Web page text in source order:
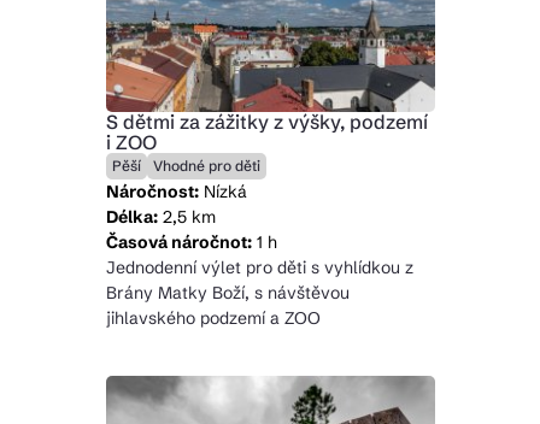
S dětmi za zážitky z výšky, podzemí
i ZOO
Pěší Vhodné pro děti
Náročnost:Nízká
Délka:2,5 km
Časová náročnot:1 h
Jednodenní výlet pro děti s vyhlídkou z
Brány Matky Boží, s návštěvou
jihlavského podzemí a ZOO